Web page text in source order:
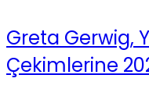
Greta Gerwig,
Çekimlerine